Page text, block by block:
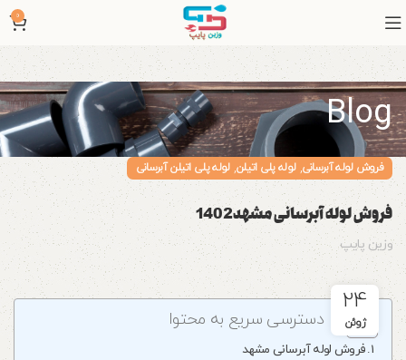
0
Blog
فروش لوله آبرسانی,لوله پلی اتیلن,لوله پلی اتیلن آبرسانی
فروش لوله آبرسانی مشهد1402
وزین پایپ
24
ژوئن دسترسی سریع به محتوا
فروش لوله آبرسانی مشهد